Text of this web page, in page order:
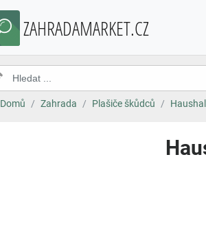
ZAHRADAMARKET.CZ
Domů Zahrada Plašiče škůdců